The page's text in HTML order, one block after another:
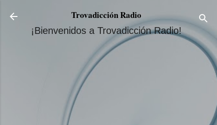
Ir al contenido principal
Trovadicción Radio
¡Bienvenidos a Trovadicción Radio!